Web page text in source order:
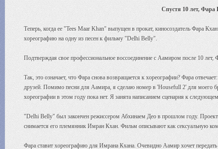
Спустя 10 лет, Фара
Теперь, когда ее "Tees Maar Khan" выпущен в прокат, киносоздатель Фара
хореографию на одну из песен к фильму "Delhi Belly".
Подтверждая свое профессиональное воссоединение с Аамиром после 10
Так, это означает, что Фара снова возвращается к хореографии? Фара
друзей. Помимо песни для Аамира, я сделаю номер в 'Housefull 2' для моего
хореографии в этом году пока нет. Я занята написанием сценария к
"Delhi Belly" был закончен режиссером Абхинаем Део в прошлом году.
снимается его племянник Имран Кхан. Фильм описывают как сексуальную
Фара ставит хореографию для Имрана Кхана. Очевидно Аамир хочет